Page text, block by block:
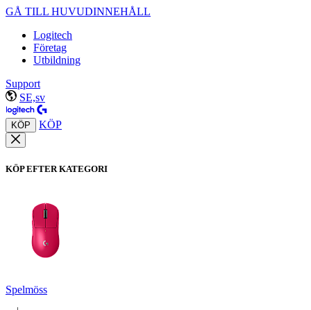
GÅ TILL HUVUDINNEHÅLL
Logitech
Företag
Utbildning
Support
SE,sv
KÖP KÖP
KÖP EFTER KATEGORI
Spelmöss